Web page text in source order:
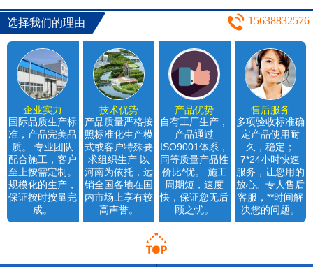
选择我们的理由 15638832576
企业实力
国际品质生产标
准，产品完美品
质。 专业团队
配合施工，客户
至上按需定制。
规模化的生产，
保证按时按量完
成。
技术优势
产品质量严格按
照标准化生产模
式或客户特殊要
求组织生产 以
河南为依托，远
销全国各地在国
内市场上享有较
高声誉。
产品优势
自有工厂生产，
产品通过
ISO9001体系，
同等质量产品性
价比*优。 施工
周期短，速度
快，保证您无后
顾之忧。
售后服务
多项验收标准确
定产品使用耐
久，稳定；
7*24小时快速
服务，让您用的
放心。专人售后
客服，**时间解
决您的问题。